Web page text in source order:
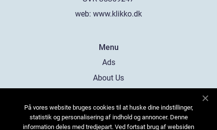
web: www.klikko.dk
Menu
Ads
About Us
Contact
Sitemap
På vores website bruges cookies til at huske dine indstillinger,
statistik og personalisering af indhold og annoncer. Denne
information deles med tredjepart. Ved fortsat brug af websiden